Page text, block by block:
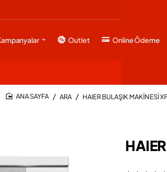
Outlet Online Ödeme
ARA HAIER BULAŞIK MAKİNESİ